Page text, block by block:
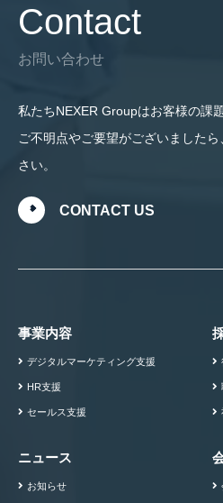
Contact
お問い合わせ
私たちNEXER Groupはお客様の課
ご不明点やご要望がございました
さい。
CONTACT US
事業内容
デジタルマーケティング支援
HR支援
セールス支援
ニュース
お知らせ